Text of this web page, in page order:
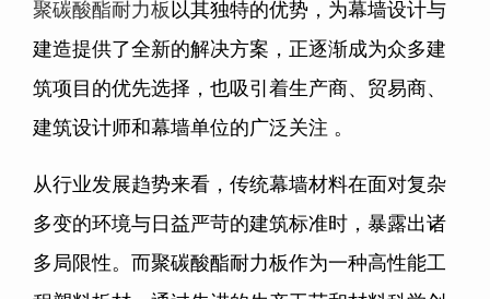
聚碳酸酯耐力板以其独特的优势，为幕墙设计与
建造提供了全新的解决方案，正逐渐成为众多建
筑项目的优先选择，也吸引着生产商、贸易商、
建筑设计师和幕墙单位的广泛关注 。
从行业发展趋势来看，传统幕墙材料在面对复杂
多变的环境与日益严苛的建筑标准时，暴露出诸
多局限性。而聚碳酸酯耐力板作为一种高性能工